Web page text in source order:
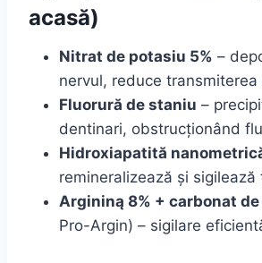
acasă)
Nitrat de potasiu 5% –
nervul, reduce transmiterea
Fluorură de staniu –
dentinari, obstrucționând
Hidroxiapatită
remineralizează și sigilează
Argininą 8% + carbonat
Pro-Argin) – sigilare